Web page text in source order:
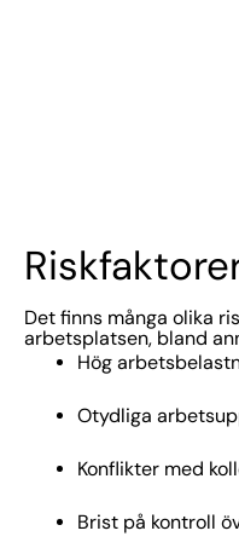
Det finns många olika
arbetsplatsen, bland
Hög
Otydliga
Konflikter med
Brist på kontroll